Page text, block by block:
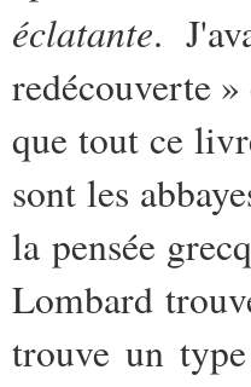
éclatante.
redécouverte
que tout ce
sont les
la pensée
Lombard
trouve un